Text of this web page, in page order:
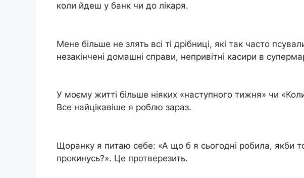
коли йдеш у банк чи до лікаря.
Мене більше не злять всі ті дрібниці, які так часто
незакінчені домашні справи, непривітні касири в
У моєму житті більше ніяких «наступного тижня» чи
Все найцікавіше я роблю зараз.
Щоранку я питаю себе: «А що б я сьогодні робила, якби
прокинусь?». Це протверезить.